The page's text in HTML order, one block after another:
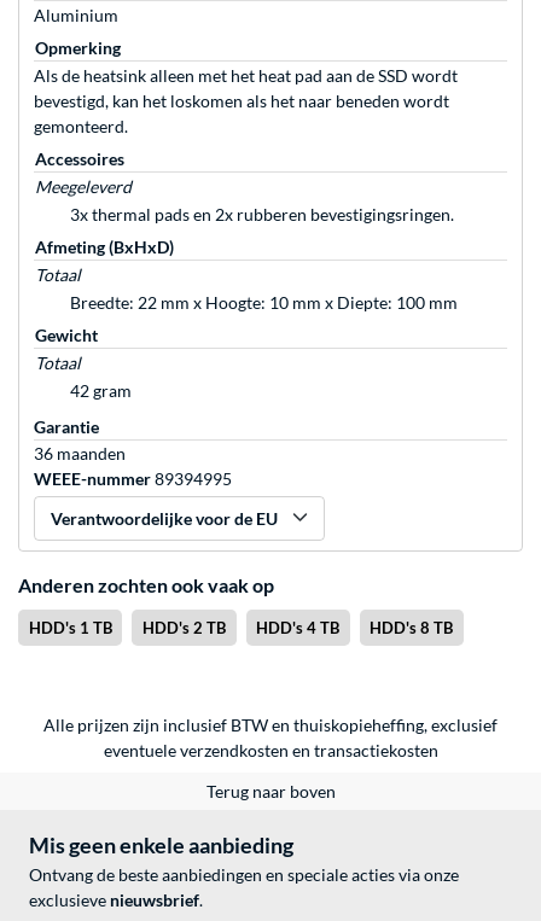
Aluminium
Opmerking
Als de heatsink alleen met het heat pad aan de SSD wordt
bevestigd, kan het loskomen als het naar beneden wordt
gemonteerd.
Accessoires
Meegeleverd
3x thermal pads en 2x rubberen bevestigingsringen.
Afmeting (BxHxD)
Totaal
Breedte: 22 mm x Hoogte: 10 mm x Diepte: 100 mm
Gewicht
Totaal
42 gram
Garantie
36 maanden
WEEE-nummer89394995
Verantwoordelijke voor de EU
Anderen zochten ook vaak op
HDD's 1 TB HDD's 2 TB HDD's 4 TB HDD's 8 TB
Alle prijzen zijn inclusief BTW en thuiskopieheffing, exclusief
eventueleverzendkosten en transactiekosten
Terug naar boven
Mis geen enkele aanbieding
Ontvang de beste aanbiedingen en speciale acties via onze
exclusieve nieuwsbrief.